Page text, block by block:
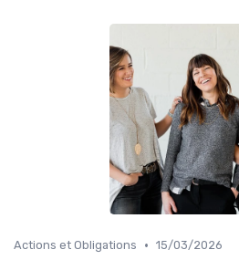
Actions et Obligations • 15/03/2026